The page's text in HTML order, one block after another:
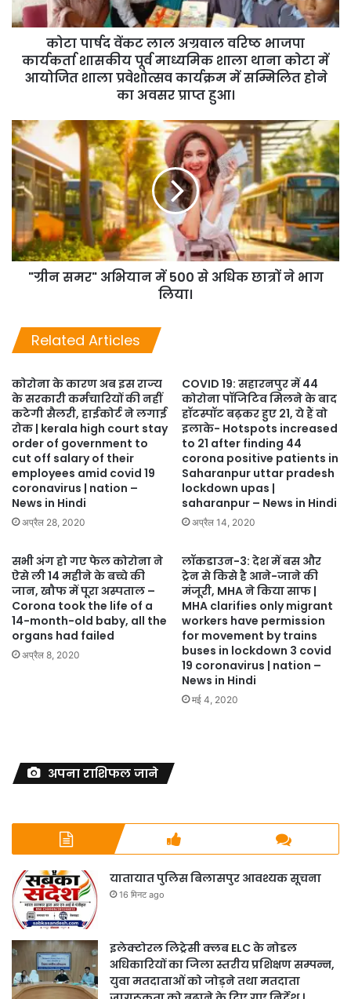
कोटा पार्षद वेंकट लाल अग्रवाल वरिष्ठ भाजपा
कार्यकर्ता शासकीय पूर्व माध्यमिक शाला थाना कोटा में
आयोजित शाला प्रवेशोत्सव कार्यक्रम में सम्मिलित होने
का अवसर प्राप्त हुआ।
"ग्रीन समर" अभियान में 500 से अधिक छात्रों ने भाग
लिया।
Related Articles
कोरोना के कारण अब इस राज्‍य
के सरकारी कर्मचारियों की नहीं
कटेगी सैलरी, हाईकोर्ट ने लगाई
रोक | kerala high court stay
order of government to
cut off salary of their
employees amid covid 19
coronavirus | nation –
News in Hindi
अप्रैल 28, 2020
COVID 19: सहारनपुर में 44
कोरोना पॉजिटिव मिलने के बाद
हॉटस्पॉट बढ़कर हुए 21, ये हैं वो
इलाके- Hotspots increased
to 21 after finding 44
corona positive patients in
Saharanpur uttar pradesh
lockdown upas |
saharanpur – News in Hindi
अप्रैल 14, 2020
सभी अंग हो गए फेल कोरोना ने
ऐसे ली 14 महीने के बच्चे की
जान, खौफ में पूरा अस्पताल –
Corona took the life of a
14-month-old baby, all the
organs had failed
अप्रैल 8, 2020
लॉकडाउन-3: देश में बस और
ट्रेन से किसे है आने-जाने की
मंजूरी, MHA ने किया साफ |
MHA clarifies only migrant
workers have permission
for movement by trains
buses in lockdown 3 covid
19 coronavirus | nation –
News in Hindi
मई 4, 2020
अपना राशिफल जाने
यातायात पुलिस बिलासपुर आवश्यक सूचना
16 मिनट ago
इलेक्टोरल लिट्रेसी क्लब ELC के नोडल
अधिकारियों का जिला स्तरीय प्रशिक्षण सम्पन्न,
युवा मतदाताओं को जोड़ने तथा मतदाता